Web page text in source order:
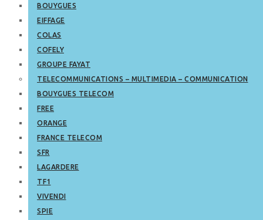
BOUYGUES
EIFFAGE
COLAS
COFELY
GROUPE FAYAT
TELECOMMUNICATIONS – MULTIMEDIA – COMMUNICATION
BOUYGUES TELECOM
FREE
ORANGE
FRANCE TELECOM
SFR
LAGARDERE
TF1
VIVENDI
SPIE